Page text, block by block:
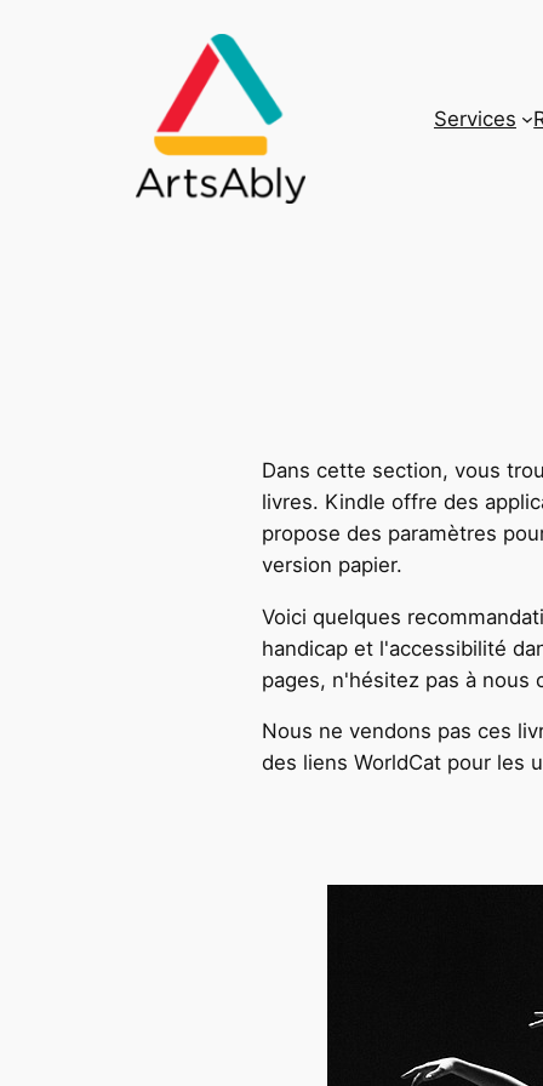
Services
Dans cette section, vous
livres. Kindle offre des
propose des paramètres
version papier.
Voici quelques
handicap et l'accessibilité
pages, n'hésitez pas à nous
Nous ne vendons pas ces
des liens WorldCat pour les